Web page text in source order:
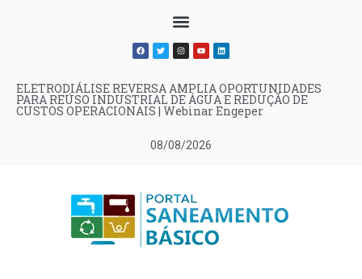
08/08/2026
ELETRODIÁLISE REVERSA AMPLIA OPORTUNIDADES
PARA REÚSO INDUSTRIAL DE ÁGUA E REDUÇÃO DE
CUSTOS OPERACIONAIS | Webinar Engeper